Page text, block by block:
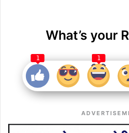
What’s your
1 1